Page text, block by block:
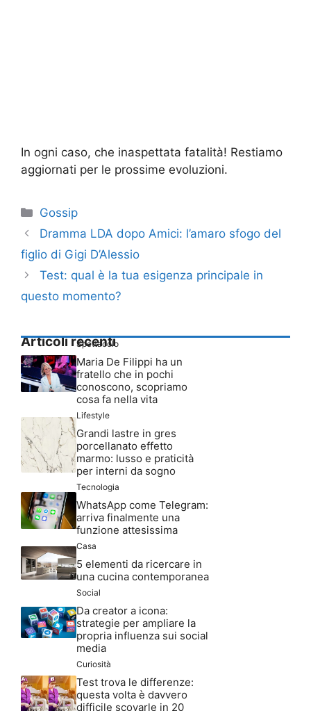
In ogni caso, che inaspettata fatalità! Restiamo
aggiornati per le prossime evoluzioni.
Categorie
Gossip
Dramma LDA dopo Amici: l’amaro sfogo del
figlio di Gigi D’Alessio
Test: qual è la tua esigenza principale in
questo momento?
Articoli recenti
Spettacolo
Maria De Filippi ha un
fratello che in pochi
conoscono, scopriamo
cosa fa nella vita
Lifestyle
Grandi lastre in gres
porcellanato effetto
marmo: lusso e praticità
per interni da sogno
Tecnologia
WhatsApp come Telegram:
arriva finalmente una
funzione attesissima
Casa
5 elementi da ricercare in
una cucina contemporanea
Social
Da creator a icona:
strategie per ampliare la
propria influenza sui social
media
Curiosità
Test trova le differenze:
questa volta è davvero
difficile scovarle in 20